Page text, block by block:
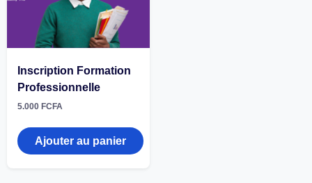
Inscription Formation
Professionnelle
5.000 FCFA
Ajouter au panier